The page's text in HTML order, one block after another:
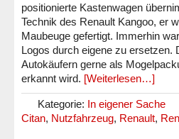
positionierte Kastenwagen
Technik des Renault Kangoo, er
Maubeuge gefertigt. Immerhin
Logos durch eigene zu ersetzen.
Autokäufern gerne als
erkannt wird. [Weiterlesen…]
Kategorie: In eigener Sache
Citan, Nutzfahrzeug, Renault,